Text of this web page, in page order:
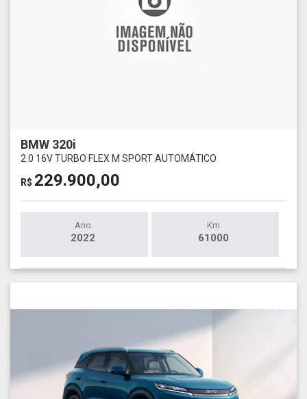
BMW 320i
2.0 16V TURBO FLEX M SPORT AUTOMÁTICO
R$ 229.900,00
Ano
2022
Km
61000